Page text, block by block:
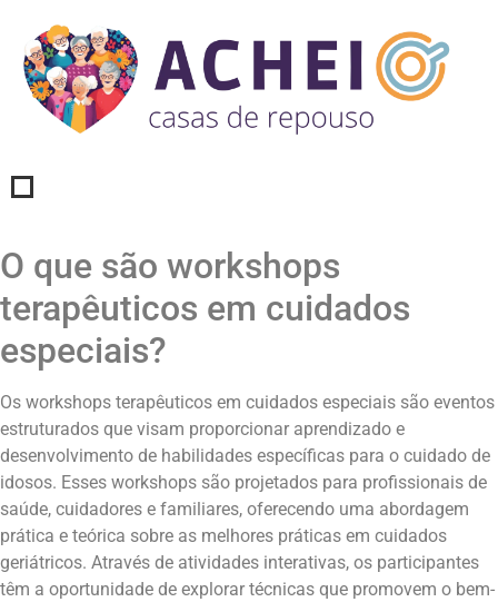
O que são workshops
terapêuticos em cuidados
especiais?
Os workshops terapêuticos em cuidados especiais são eventos
estruturados que visam proporcionar aprendizado e
desenvolvimento de habilidades específicas para o cuidado de
idosos. Esses workshops são projetados para profissionais de
saúde, cuidadores e familiares, oferecendo uma abordagem
prática e teórica sobre as melhores práticas em cuidados
geriátricos. Através de atividades interativas, os participantes
têm a oportunidade de explorar técnicas que promovem o bem-